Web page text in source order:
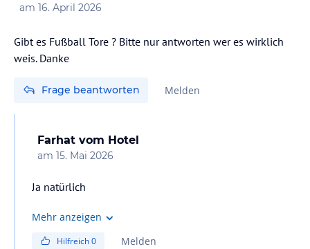
am 16. April 2026
Gibt es Fußball Tore ? Bitte nur antworten wer es wirklich
weis. Danke
Frage beantworten Melden
Farhat vom Hotel
am 15. Mai 2026
Ja natürlich
Mehr anzeigen
Hilfreich0 Melden